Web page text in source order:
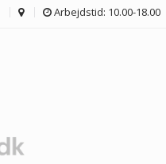
Arbejdstid: 10.00-18.00